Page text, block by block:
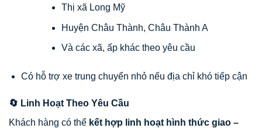
Thị xã Long Mỹ
Huyện Châu Thành, Châu Thành A
Và các xã, ấp khác theo yêu cầu
Có hỗ trợ xe trung chuyển nhỏ nếu địa chỉ khó tiếp cận
🔄 Linh Hoạt Theo Yêu Cầu
Khách hàng có thể kết hợp linh hoạt hình thức giao –